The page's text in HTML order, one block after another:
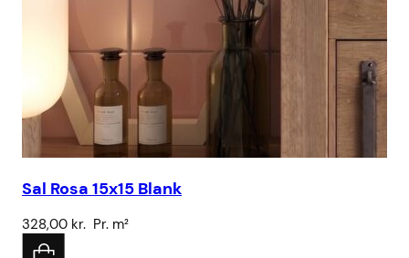
Sal Rosa 15x15 Blank
328,00 kr. Pr. m²